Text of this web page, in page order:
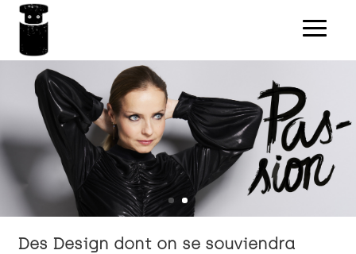
Des Design dont on se souviendra